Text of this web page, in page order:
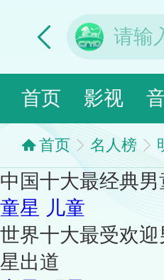
首页 影视
首页 名人榜
中国十大最经典
童星 儿童
世界十大最受欢
星出道